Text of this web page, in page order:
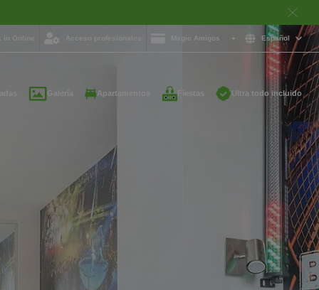
para ti a cualquier
in Online Acceso profesionales Magic Amigos Español
Galería Apartamentos Fiestas Ultra todo incluido